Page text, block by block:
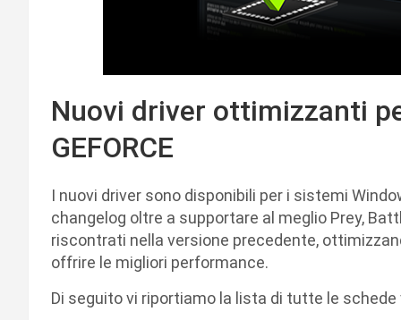
Nuovi driver ottimizzanti
GEFORCE
I nuovi driver sono disponibili per i sistemi
changelog oltre a supportare al meglio Prey,
riscontrati nella versione precedente,
offrire le migliori performance.
Di seguito vi riportiamo la lista di tutte le